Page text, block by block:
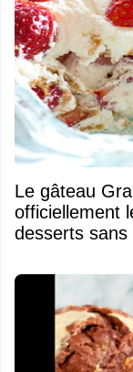
Le gâteau Graham et fraises se mérite
officiellement
desserts sans